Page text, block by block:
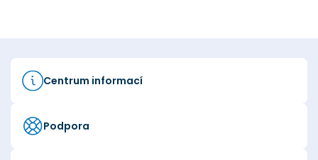
Centrum informací
Podpora